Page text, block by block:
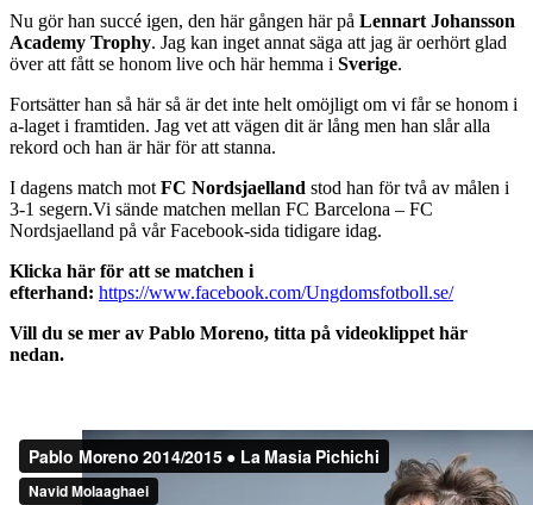
Nu gör han succé igen, den här gången här på Lennart Johansson
Academy Trophy. Jag kan inget annat säga att jag är oerhört glad
över att fått se honom live och här hemma i Sverige.
Fortsätter han så här så är det inte helt omöjligt om vi får se honom i
a-laget i framtiden. Jag vet att vägen dit är lång men han slår alla
rekord och han är här för att stanna.
I dagens match mot FC Nordsjaelland stod han för två av målen i
3-1 segern.Vi sände matchen mellan FC Barcelona – FC
Nordsjaelland på vår Facebook-sida tidigare idag.
Klicka här för att se matchen i
efterhand: https://www.facebook.com/Ungdomsfotboll.se/
Vill du se mer av Pablo Moreno, titta på videoklippet här
nedan.